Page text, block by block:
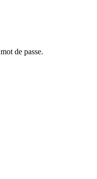
de passe.